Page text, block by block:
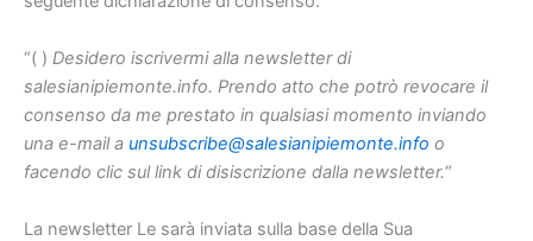
“( ) Desidero iscrivermi alla newsletter di
salesianipiemonte.info. Prendo atto che potrò revocare il
consenso da me prestato in qualsiasi momento inviando
una e-mail a unsubscribe@salesianipiemonte.info o
facendo clic sul link di disiscrizione dalla newsletter.“
La newsletter Le sarà inviata sulla base della Sua